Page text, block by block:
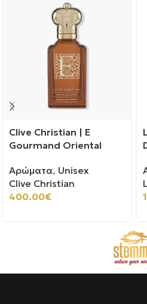
Clive Christian | E
Gourmand Oriental
Αρώματα, Unisex
Clive Christian
400.00€